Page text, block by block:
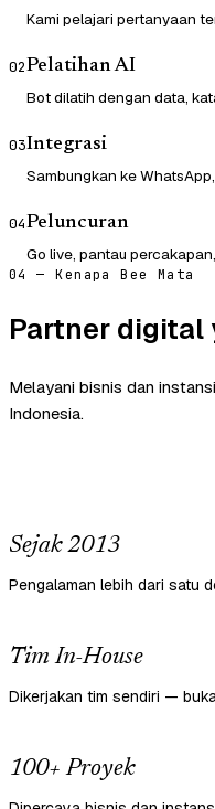
Kami pelajari pertanyaan
02Pelatihan AI
Bot dilatih dengan data,
03Integrasi
Sambungkan ke
04Peluncuran
Go live, pantau
04 — Kenapa Bee Mata
Partner digital
Melayani bisnis dan
Indonesia.
Sejak 2013
Pengalaman lebih dari satu
Tim In-House
Dikerjakan tim sendiri —
100+ Proyek